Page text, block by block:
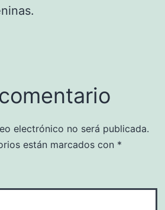
electrónico no será publicada.
están marcados con *